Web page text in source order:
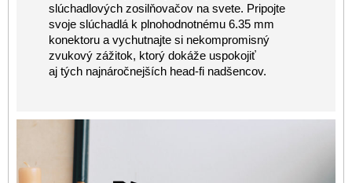
slúchadlových zosilňovačov na svete. Pripojte
svoje slúchadlá k plnohodnotnému 6.35 mm
konektoru a vychutnajte si nekompromisný
zvukový zážitok, ktorý dokáže uspokojiť
aj tých najnáročnejších head-fi nadšencov.